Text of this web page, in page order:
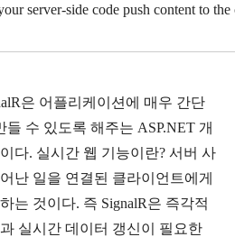
server-side code push content to the
은 어플리케이션에 매우 간단
수 있도록 해주는 ASP.NET 개
다. 실시간 웹 기능이란? 서버 사
난 일을 연결된 클라이언트에게
는 것이다. 즉 SignalR은 즉각적
실시간 데이터 갱신이 필요한